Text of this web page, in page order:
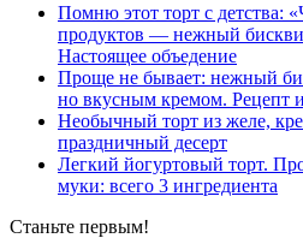
Помню этот торт с детства:
продуктов — нежный
Настоящее объедение
Проще не бывает: нежный
но вкусным кремом. Рецепт
Необычный торт из желе,
праздничный десерт
Легкий йогуртовый торт.
муки: всего 3 ингредиента
Станьте первым!